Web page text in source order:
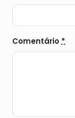
Comentário*